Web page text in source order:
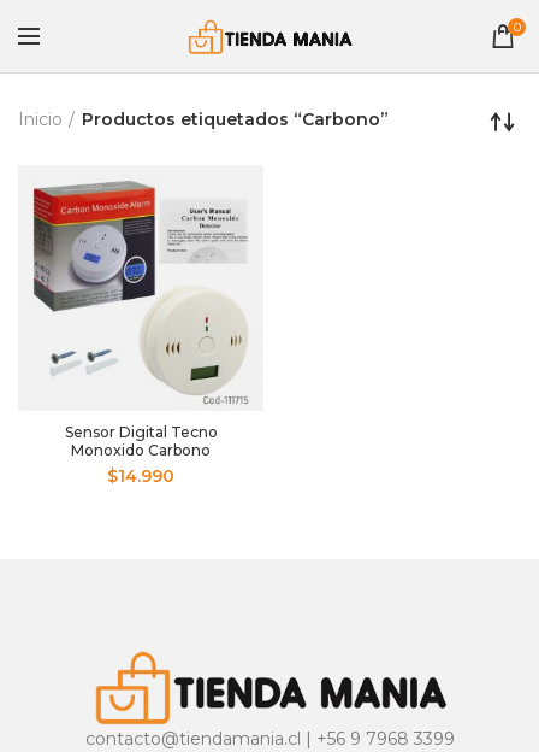
0
Inicio Productos etiquetados “Carbono”
Sensor Digital Tecno
Monoxido Carbono
$14.990
contacto@tiendamania.cl | +56 9 7968 3399